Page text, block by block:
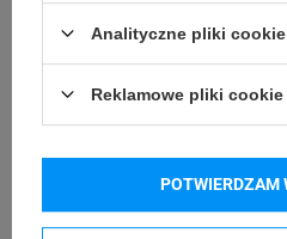
Analityczne pliki cookie
Reklamowe pliki cookie
POTWIERDZAM